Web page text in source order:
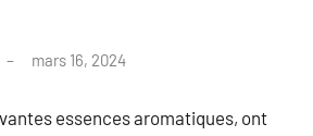
mars 16, 2024
essences aromatiques, ont